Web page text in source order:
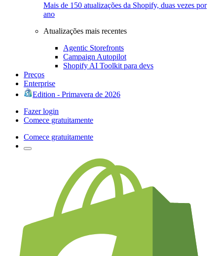
Mais de 150 atualizações da Shopify, duas vezes por
ano
Atualizações mais recentes
Agentic Storefronts
Campaign Autopilot
Shopify AI Toolkit para devs
Preços
Enterprise
Edition - Primavera de 2026
Fazer login
Comece gratuitamente
Comece gratuitamente